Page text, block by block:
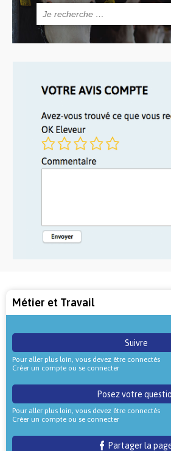
Métier et Travail
Suivre
Pour aller plus loin, vous devez être connectés
Créer un compte ou se connecter
Posez votre
Pour aller plus loin, vous devez être connectés
Créer un compte ou se connecter
Partager la